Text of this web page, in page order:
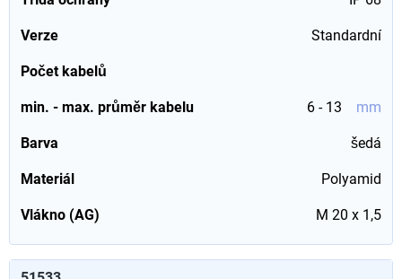
Verze Standardní
Počet kabelů
min. - max. průměr kabelu 6 - 13 mm
Barva šedá
Materiál Polyamid
Vlákno (AG) M 20 x 1,5